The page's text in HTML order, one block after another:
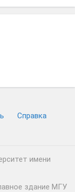
Cправка
имени
здание МГУ